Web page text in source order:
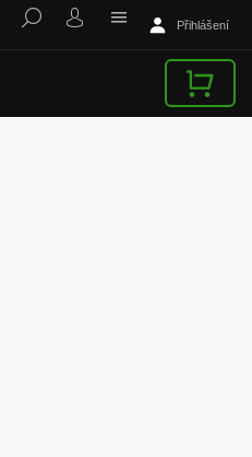
Přihlášení